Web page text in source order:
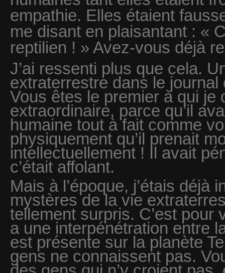
empathie. Elles étaient
me disant en plaisantant : «
reptilien ! » Avez-vous déjà
J’ai ressenti plus que cela.
extraterrestre dans le
Vous êtes le premier à qui je
extraordinaire, parce qu’il
humaine tout à fait comme
physiquement qu’il prenait
intellectuellement ! Il avait
c’était affolant.
Mais à l’époque, j’étais déjà
mystères de la vie
tellement surpris. C’est pour
a une interpénétration entre
est présente sur la planète
gens ne connaissent pas.